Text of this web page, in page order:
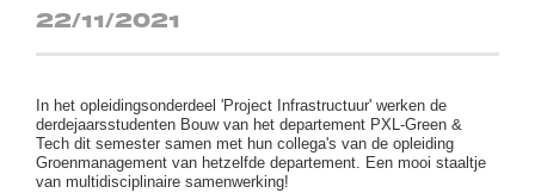
22/11/2021
In het opleidingsonderdeel 'Project Infrastructuur' werken de
derdejaarsstudenten Bouw van het departement PXL-Green &
Tech dit semester samen met hun collega's van de opleiding
Groenmanagement van hetzelfde departement. Een mooi staaltje
van multidisciplinaire samenwerking!